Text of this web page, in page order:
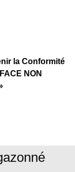
la Conformité
NON